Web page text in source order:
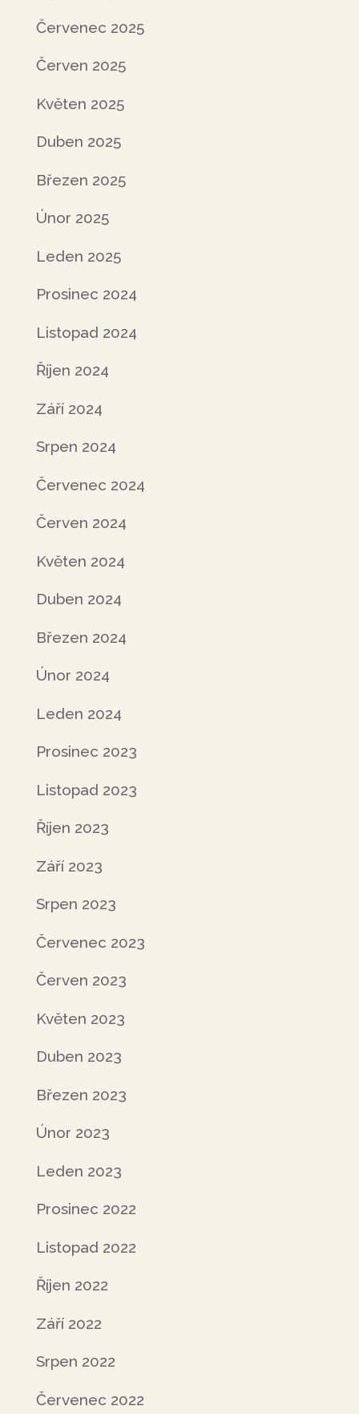
Červenec 2025
Červen 2025
Květen 2025
Duben 2025
Březen 2025
Únor 2025
Leden 2025
Prosinec 2024
Listopad 2024
Říjen 2024
Září 2024
Srpen 2024
Červenec 2024
Červen 2024
Květen 2024
Duben 2024
Březen 2024
Únor 2024
Leden 2024
Prosinec 2023
Listopad 2023
Říjen 2023
Září 2023
Srpen 2023
Červenec 2023
Červen 2023
Květen 2023
Duben 2023
Březen 2023
Únor 2023
Leden 2023
Prosinec 2022
Listopad 2022
Říjen 2022
Září 2022
Srpen 2022
Červenec 2022